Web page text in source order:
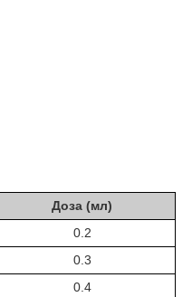
Доза (мл)
0.2
0.3
0.4